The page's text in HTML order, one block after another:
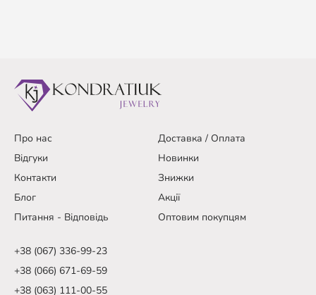
Про нас
Доставка / Оплата
Відгуки
Новинки
Контакти
Знижки
Блог
Акції
Питання - Відповідь
Оптовим покупцям
+38 (067) 336-99-23
+38 (066) 671-69-59
+38 (063) 111-00-55